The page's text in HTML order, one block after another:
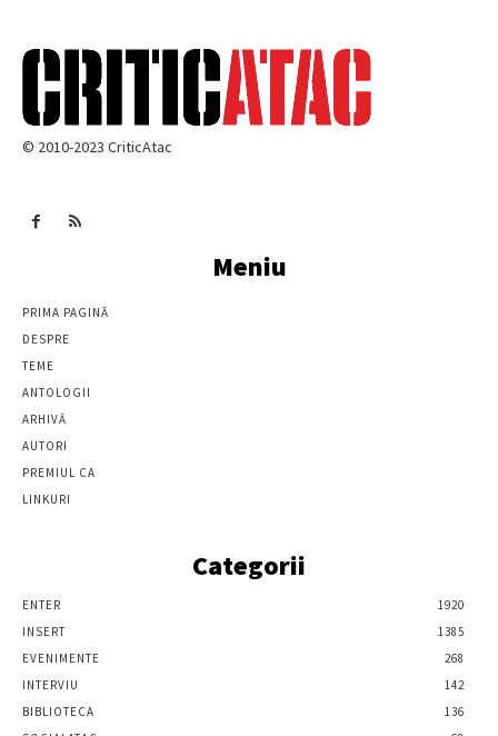
© 2010-2023 CriticAtac
Meniu
PRIMA PAGINĂ
DESPRE
TEME
ANTOLOGII
ARHIVĂ
AUTORI
PREMIUL CA
LINKURI
Categorii
ENTER
1920
INSERT
1385
EVENIMENTE
268
INTERVIU
142
BIBLIOTECA
136